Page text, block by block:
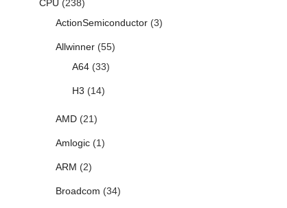
CPU (238)
ActionSemiconductor(3)
Allwinner(55)
A64(33)
H3 (14)
AMD(21)
Amlogic(1)
ARM (2)
Broadcom (34)